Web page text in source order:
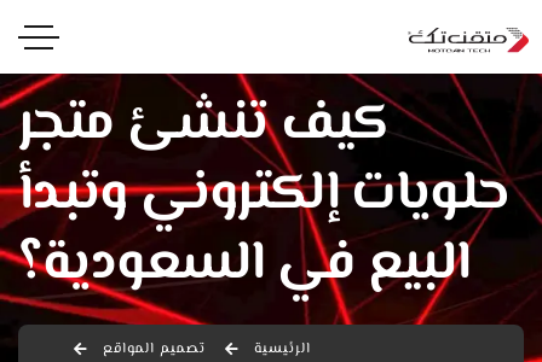
كيف تنشئ متجر
حلويات إلكتروني وتبدأ
البيع في السعودية؟
الرئيسية
تصميم المواقع